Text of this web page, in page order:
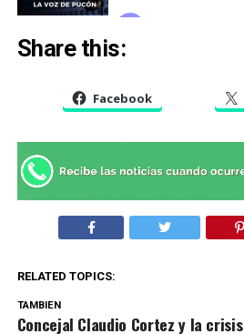
Share this:
Facebook
RELATED TOPICS:
TAMBIEN
Concejal Claudio Cortez y la crisis